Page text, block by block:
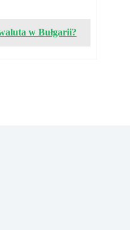
w Bułgarii?